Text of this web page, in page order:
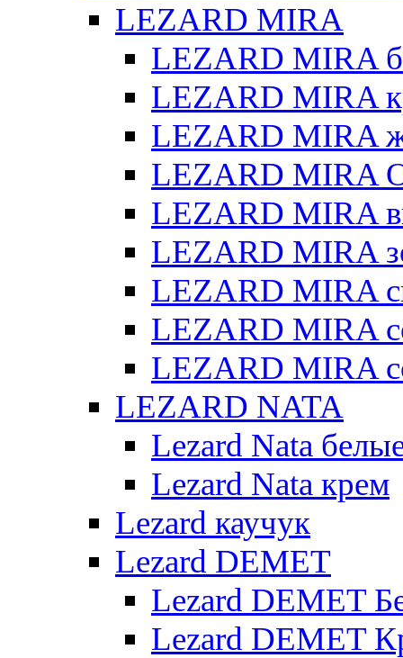
LEZARD MIRA
LEZARD MIRA
LEZARD MIRA
LEZARD MIRA
LEZARD MIRA
LEZARD MIRA
LEZARD MIRA
LEZARD MIRA
LEZARD MIRA
LEZARD MIRA
LEZARD NATA
Lezard Nata
Lezard Nata крем
Lezard каучук
Lezard DEMET
Lezard DEMET
Lezard DEMET